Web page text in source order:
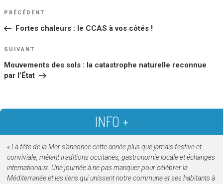
NAVIGATION
DE
Article
PRÉCÉDENT
Fortes chaleurs : le CCAS à vos côtés !
Article
SUIVANT
Mouvements des sols : la catastrophe naturelle reconnue
par l’État
INFO +
« La fête de la Mer s’annonce cette année plus que jamais festive et
conviviale, mêlant traditions occitanes, gastronomie locale et échanges
internationaux. Une journée à ne pas manquer pour célébrer la
Méditerranée et les liens qui unissent notre commune et ses habitants à